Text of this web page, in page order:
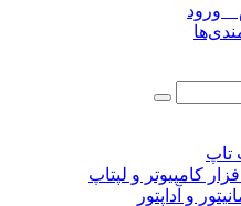
_ ورود
تاپ
کامپیوتر و لپتاپ
و آداپتور